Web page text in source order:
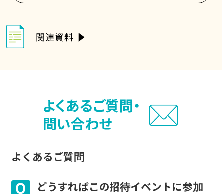
よくあるご質問
どうすればこの招待イベントに参加